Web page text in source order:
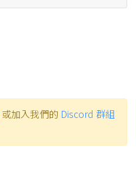
或加入我們的 Discord 群組